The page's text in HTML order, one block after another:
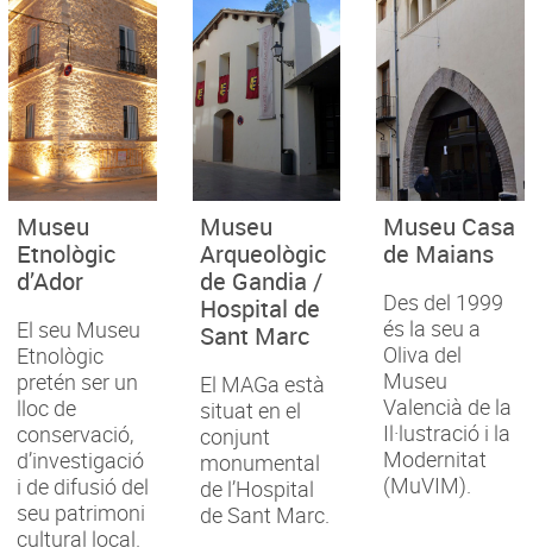
Museu
Etnològic
d’Ador
El seu Museu
Etnològic
pretén ser un
lloc de
conservació,
d’investigació
i de difusió del
seu patrimoni
cultural local.
Museu
Arqueològic
de Gandia /
Hospital de
Sant Marc
El MAGa està
situat en el
conjunt
monumental
de l’Hospital
de Sant Marc.
Museu Casa
de Maians
Des del 1999
és la seu a
Oliva del
Museu
Valencià de la
Il·lustració i la
Modernitat
(MuVIM).